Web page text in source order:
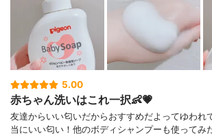
5.00
赤ちゃん洗いはこれ一択👶💗
友達からいい匂いだからおすすめだよってゆわれ
当にいい匂い！他のボディシャンプーも使ってみ